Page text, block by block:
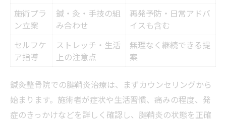
施術プラ
ン立案
鍼・灸・手技の組
み合わせ
再発予防・日常アドバ
イスも含む
セルフケ
ア指導
ストレッチ・生活
上の注意点
無理なく継続できる提
案
鍼灸整骨院での腱鞘炎治療は、まずカウンセリングから
始まります。施術者が症状や生活習慣、痛みの程度、発
症のきっかけなどを詳しく確認し、腱鞘炎の状態を正確